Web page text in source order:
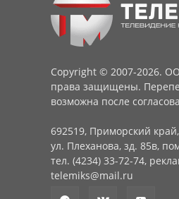
Copyright © 2007-2026.
права защищены.
возможна после
692519, Приморский
ул. Плеханова, зд. 85в,
тел. (4234) 33-72-74,
telemiks@mail.ru